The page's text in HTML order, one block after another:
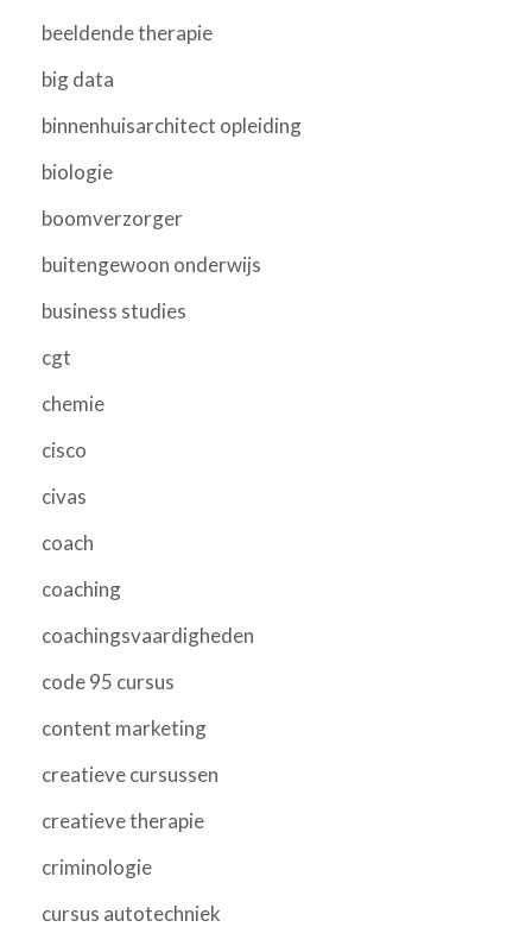
beeldende therapie
big data
binnenhuisarchitect opleiding
biologie
boomverzorger
buitengewoon onderwijs
business studies
cgt
chemie
cisco
civas
coach
coaching
coachingsvaardigheden
code 95 cursus
content marketing
creatieve cursussen
creatieve therapie
criminologie
cursus autotechniek